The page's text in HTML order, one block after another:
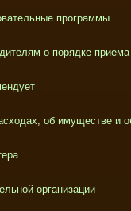
программы
о порядке
об имуществе и
организации